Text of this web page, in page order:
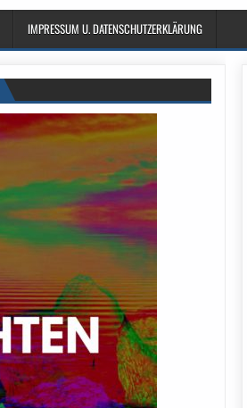
IMPRESSUM U. DATENSCHUTZERKLÄRUNG